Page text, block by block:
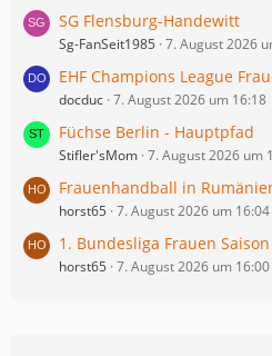
SG Flensburg-Handewitt
Sg-FanSeit1985 7. August 2026
EHF Champions League
docduc 7. August 2026 um 16:18
Füchse Berlin - Hauptpfad
Stifler'sMom 7. August 2026 um
Frauenhandball in
horst65 7. August 2026 um 16:04
1. Bundesliga Frauen
horst65 7. August 2026 um 16:00